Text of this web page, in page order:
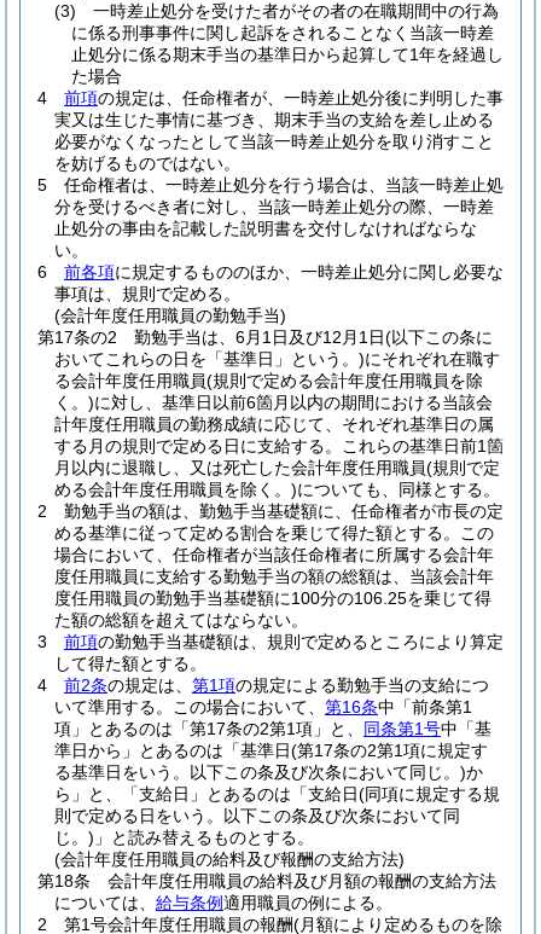
(3)
一時差止処分を受けた者がその者の在職期間中の行為
に係る刑事事件に関し起訴をされることなく当該一時差
止処分に係る期末手当の基準日から起算して1年を経過し
た場合
4
前項の規定は、任命権者が、一時差止処分後に判明した事
実又は生じた事情に基づき、期末手当の支給を差し止める
必要がなくなったとして当該一時差止処分を取り消すこと
を妨げるものではない。
5
任命権者は、一時差止処分を行う場合は、当該一時差止処
分を受けるべき者に対し、当該一時差止処分の際、一時差
止処分の事由を記載した説明書を交付しなければならな
い。
6
前各項に規定するもののほか、一時差止処分に関し必要な
事項は、規則で定める。
(会計年度任用職員の勤勉手当)
第17条の2
勤勉手当は、6月1日及び12月1日(以下この条に
おいてこれらの日を「基準日」という。)にそれぞれ在職す
る会計年度任用職員(規則で定める会計年度任用職員を除
く。)に対し、基準日以前6箇月以内の期間における当該会
計年度任用職員の勤務成績に応じて、それぞれ基準日の属
する月の規則で定める日に支給する。
これらの基準日前1箇
月以内に退職し、又は死亡した会計年度任用職員(規則で定
める会計年度任用職員を除く。)についても、同様とする。
2
勤勉手当の額は、勤勉手当基礎額に、任命権者が市長の定
める基準に従って定める割合を乗じて得た額とする。
この
場合において、任命権者が当該任命権者に所属する会計年
度任用職員に支給する勤勉手当の額の総額は、当該会計年
度任用職員の勤勉手当基礎額に100分の106.25を乗じて得
た額の総額を超えてはならない。
3
前項の勤勉手当基礎額は、規則で定めるところにより算定
して得た額とする。
4
前2条の規定は、 第1項の規定による勤勉手当の支給につ
いて準用する。
この場合において、 第16条中「前条第1
項」とあるのは「第17条の2第1項」と、 同条第1号中「基
準日から」とあるのは「基準日(第17条の2第1項に規定す
る基準日をいう。以下この条及び次条において同じ。)か
ら」と、「支給日」とあるのは「支給日(同項に規定する規
則で定める日をいう。以下この条及び次条において同
じ。) 」と読み替えるものとする。
(会計年度任用職員の給料及び報酬の支給方法)
第18条
会計年度任用職員の給料及び月額の報酬の支給方法
については、 給与条例適用職員の例による。
2
第1号会計年度任用職員の報酬(月額により定めるものを除